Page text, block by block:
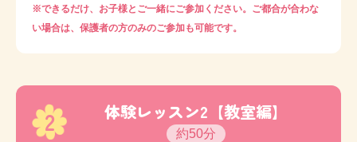
※できるだけ、お子様とご一緒にご参加ください。ご都合が合わな
い場合は、保護者の方のみのご参加も可能です。
2 体験レッスン2【教室編】
約50分